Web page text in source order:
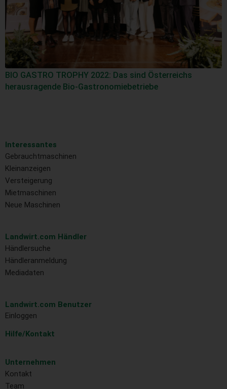
BIO GASTRO TROPHY 2022: Das sind Österreichs
herausragende Bio-Gastronomiebetriebe
Interessantes
Gebrauchtmaschinen
Kleinanzeigen
Versteigerung
Mietmaschinen
Neue Maschinen
Landwirt.com Händler
Händlersuche
Händleranmeldung
Mediadaten
Landwirt.com Benutzer
Einloggen
Hilfe/Kontakt
Unternehmen
Kontakt
Team